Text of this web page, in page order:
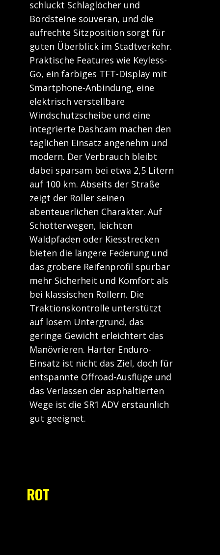
schluckt Schlaglöcher und
Bordsteine souverän, und die
aufrechte Sitzposition sorgt für
guten Überblick im Stadtverkehr.
Praktische Features wie Keyless-
Go, ein farbiges TFT-Display mit
Smartphone-Anbindung, eine
elektrisch verstellbare
Windschutzscheibe und eine
integrierte Dashcam machen den
täglichen Einsatz angenehm und
modern. Der Verbrauch bleibt
dabei sparsam bei etwa 2,5 Litern
auf 100 km. Abseits der Straße
zeigt der Roller seinen
abenteuerlichen Charakter. Auf
Schotterwegen, leichten
Waldpfaden oder Kiesstrecken
bieten die längere Federung und
das grobere Reifenprofil spürbar
mehr Sicherheit und Komfort als
bei klassischen Rollern. Die
Traktionskontrolle unterstützt
auf losem Untergrund, das
geringe Gewicht erleichtert das
Manövrieren. Harter Enduro-
Einsatz ist nicht das Ziel, doch für
entspannte Offroad-Ausflüge und
das Verlassen der asphaltierten
Wege ist die SR1 ADV erstaunlich
gut geeignet.
ROT